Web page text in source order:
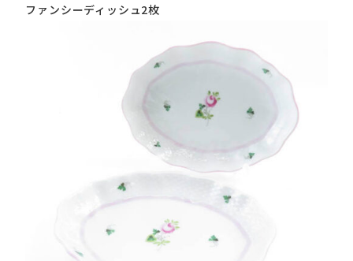
ファンシーディッシュ2枚